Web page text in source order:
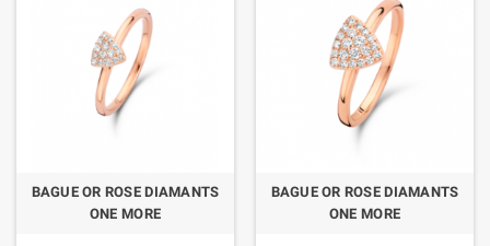
BAGUE OR ROSE DIAMANTS
ONE MORE
BAGUE OR ROSE DIAMANTS
ONE MORE